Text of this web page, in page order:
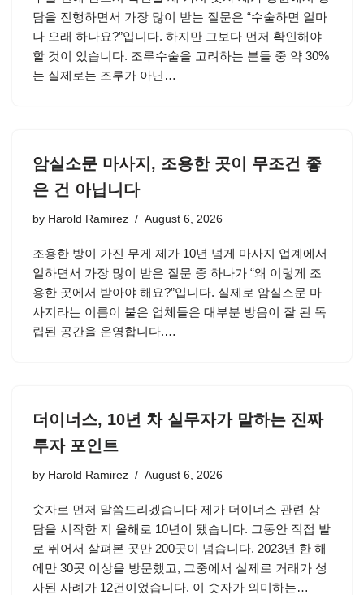
담을 진행하면서 가장 많이 받는 질문은 “수술하면 얼마
나 오래 하나요?”입니다. 하지만 그보다 먼저 확인해야
할 것이 있습니다. 조루수술을 고려하는 분들 중 약 30%
는 실제로는 조루가 아닌…
암실소문 마사지, 조용한 곳이 무조건 좋
은 건 아닙니다
by Harold Ramirez August 6, 2026
조용한 방이 가진 무게 제가 10년 넘게 마사지 업계에서
일하면서 가장 많이 받은 질문 중 하나가 “왜 이렇게 조
용한 곳에서 받아야 해요?”입니다. 실제로 암실소문 마
사지라는 이름이 붙은 업체들은 대부분 방음이 잘 된 독
립된 공간을 운영합니다.…
더이너스, 10년 차 실무자가 말하는 진짜
투자 포인트
by Harold Ramirez August 6, 2026
숫자로 먼저 말씀드리겠습니다 제가 더이너스 관련 상
담을 시작한 지 올해로 10년이 됐습니다. 그동안 직접 발
로 뛰어서 살펴본 곳만 200곳이 넘습니다. 2023년 한 해
에만 30곳 이상을 방문했고, 그중에서 실제로 거래가 성
사된 사례가 12건이었습니다. 이 숫자가 의미하는…